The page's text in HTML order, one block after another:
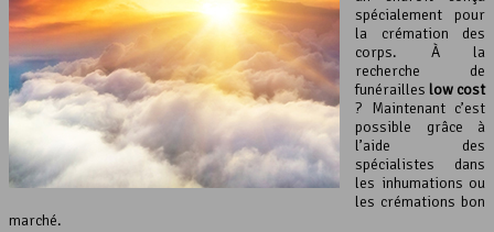
spécialement pour
la crémation des
corps. À la
recherche de
funérailles low cost
? Maintenant c’est
possible grâce à
l’aide des
spécialistes dans
les inhumations ou
les crémations bon
marché.